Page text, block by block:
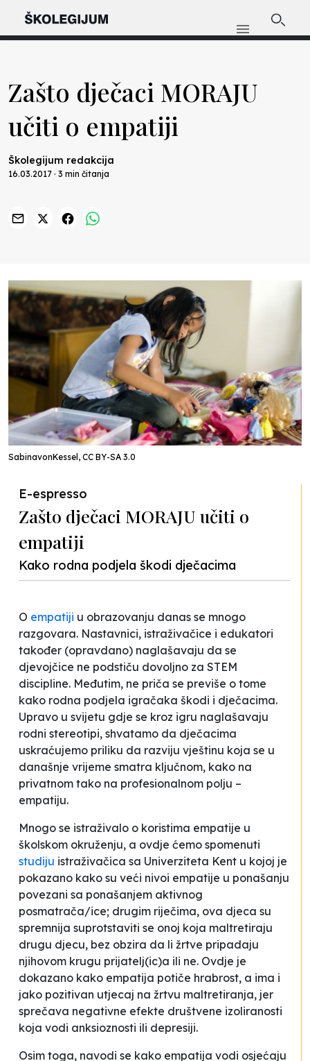
Zašto dječaci MORAJU
učiti o empatiji
Školegijum redakcija
16.03.2017 · 3 min čitanja
SabinavonKessel, CC BY-SA 3.0
E-espresso
Zašto dječaci MORAJU učiti o
empatiji
Kako rodna podjela škodi dječacima
O empatiji u obrazovanju danas se mnogo
razgovara. Nastavnici, istraživačice i edukatori
također (opravdano) naglašavaju da se
djevojčice ne podstiču dovoljno za STEM
discipline. Međutim, ne priča se previše o tome
kako rodna podjela igračaka škodi i dječacima.
Upravo u svijetu gdje se kroz igru naglašavaju
rodni stereotipi, shvatamo da dječacima
uskraćujemo priliku da razviju vještinu koja se u
današnje vrijeme smatra ključnom, kako na
privatnom tako na profesionalnom polju –
empatiju.
Mnogo se istraživalo o koristima empatije u
školskom okruženju, a ovdje ćemo spomenuti
studiju istraživačica sa Univerziteta Kent u kojoj je
pokazano kako su veći nivoi empatije u ponašanju
povezani sa ponašanjem aktivnog
posmatrača/ice; drugim riječima, ova djeca su
spremnija suprotstaviti se onoj koja maltretiraju
drugu djecu, bez obzira da li žrtve pripadaju
njihovom krugu prijatelj(ic)a ili ne. Ovdje je
dokazano kako empatija potiče hrabrost, a ima i
jako pozitivan utjecaj na žrtvu maltretiranja, jer
sprečava negativne efekte društvene izoliranosti
koja vodi anksioznosti ili depresiji.
Osim toga, navodi se kako empatija vodi osjećaju